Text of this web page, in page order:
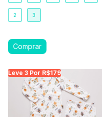
2 3
Leve 3 Por R$179